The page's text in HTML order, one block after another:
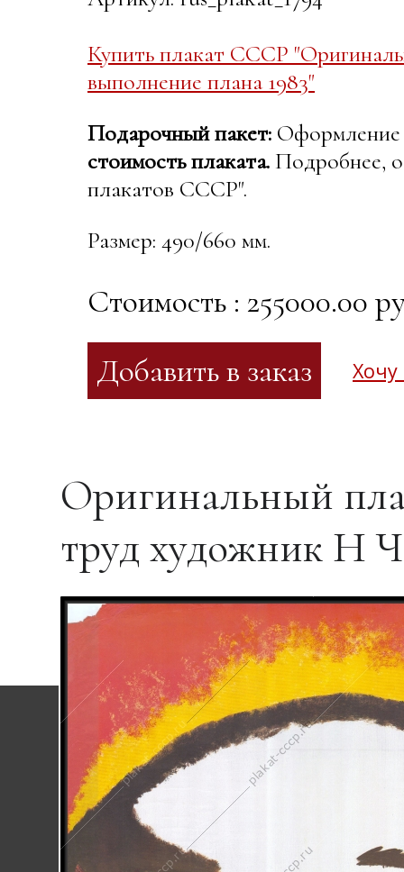
Купить плакат СССР
выполнение плана 1983"
Подарочный пакет: Оформление
стоимость плаката. Подробнее,
плакатов СССР".
Размер: 490/660 мм.
Стоимость : 255000.00
Хочу
Оригинальный
труд художник Н